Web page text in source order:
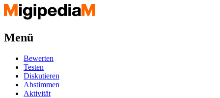
Menü
Bewerten
Testen
Diskutieren
Abstimmen
Aktivität